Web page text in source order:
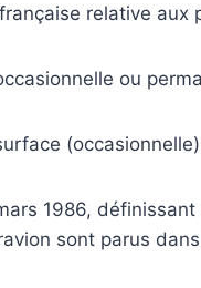
relative aux
ou
1986,
sont parus